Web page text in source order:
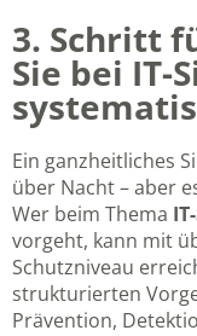
3. Schritt
Sie bei IT-
Ein ganzheitliches
über Nacht – aber
Wer beim Thema
vorgeht, kann mit
Schutzniveau
strukturierten
Prävention,